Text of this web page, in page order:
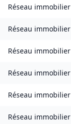
Réseau immobilier
Réseau immobilier
Réseau immobilier
Réseau immobilier
Réseau immobilier
Réseau immobilier